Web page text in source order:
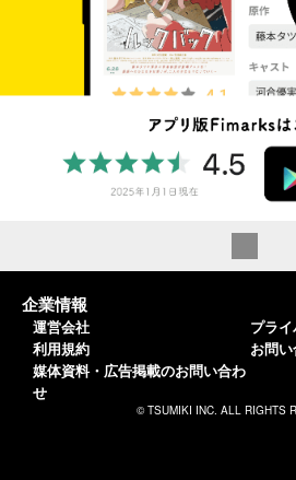
企業情報
運営会社
利用規約
媒体資料・広告掲載のお問い合わ
せ
プラ
お問
© TSUMIKI INC. ALL RIGHTS